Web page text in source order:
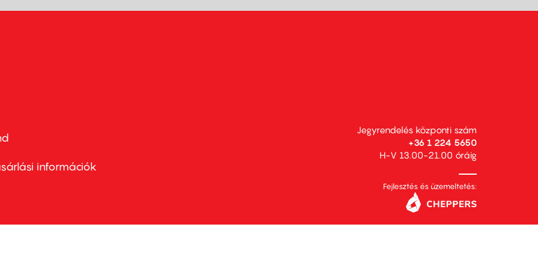
információk
Jegyrendelés központi szám
+36 1 224 5650
H-V 13.00-21.00 óráig
Fejlesztés és üzemeltetés: